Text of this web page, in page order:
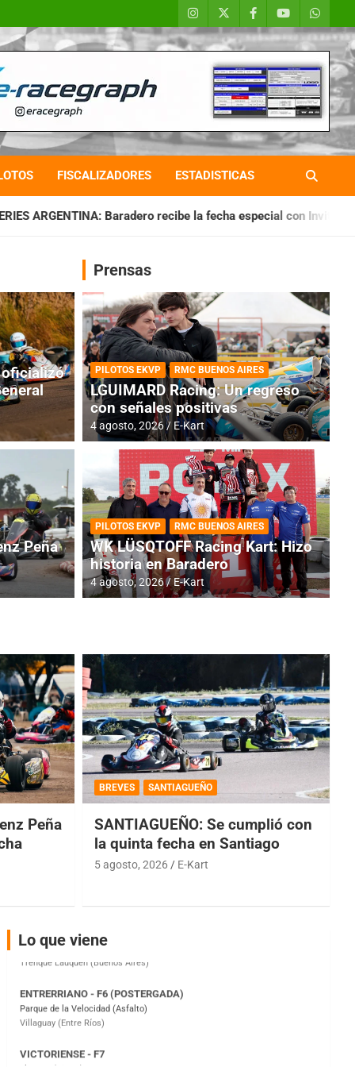
FISCALIZADORES ESTADISTICAS
recibe la fecha especial con Invitados CHAQUEÑO
RMC BUENOS AIRES
Cerró una jornada
oficializó
Peña
Prensas
PILOTOS EKVP RMC BUENOS AIRES
LGUIMARD Racing: Un regreso
con señales positivas
4 agosto, 2026 E-Kart
PILOTOS EKVP RMC BUENOS AIRES
WK LÜSQTOFF Racing Kart: Hizo
historia en Baradero
4 agosto, 2026 E-Kart
Peña
BREVES SANTIAGUEÑO
SANTIAGUEÑO: Se cumplió con
la quinta fecha en Santiago
5 agosto, 2026 E-Kart
Lo que viene
COBERTURA ESPECIAL DE E-KART.COM.AR
08/09-AGO
IAME SERIES ARGENTINA 6
Ramiro Tot (Asfalto)
Baradero (Buenos Aires)
Parque de la Velocidad (Asfalto)
El Cerro (Tierra)
Victoria (Entre Ríos)
Moto Club Reginense (Tierra)